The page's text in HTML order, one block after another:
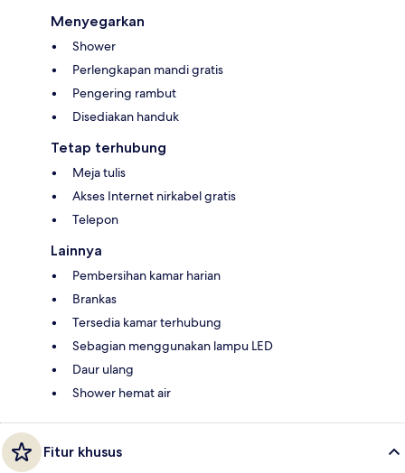
Menyegarkan
Shower
Perlengkapan mandi gratis
Pengering rambut
Disediakan handuk
Tetap terhubung
Meja tulis
Akses Internet nirkabel gratis
Telepon
Lainnya
Pembersihan kamar harian
Brankas
Tersedia kamar terhubung
Sebagian menggunakan lampu LED
Daur ulang
Shower hemat air
Fitur khusus